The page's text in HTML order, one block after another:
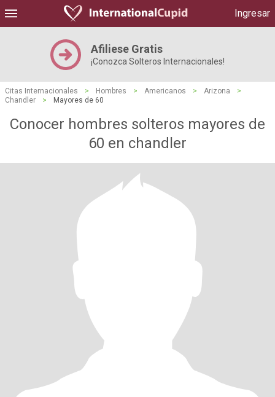
Ingresar
Afiliese Gratis
¡Conozca Solteros Internacionales!
Citas Internacionales > Hombres > Americanos > Arizona
>
Chandler
> Mayores de 60
Conocer hombres solteros mayores de
60 en chandler